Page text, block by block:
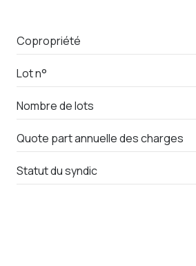
Copropriété
Lot n°
Nombre de lots
Quote part annuelle des charges
Statut du syndic